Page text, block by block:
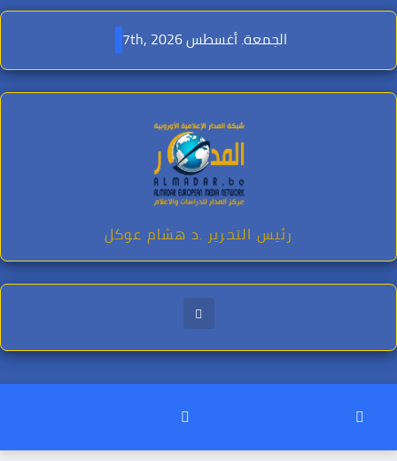
Skip
content
الجمعة. أغسطس 7th, 2026
رئيس التحرير .د هشام عوكل